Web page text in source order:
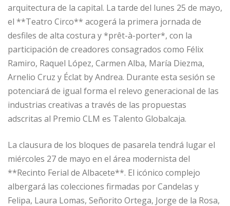
arquitectura de la capital. La tarde del lunes 25 de mayo,
el **Teatro Circo** acogerá la primera jornada de
desfiles de alta costura y *prêt-à-porter*, con la
participación de creadores consagrados como Félix
Ramiro, Raquel López, Carmen Alba, María Diezma,
Arnelio Cruz y Éclat by Andrea. Durante esta sesión se
potenciará de igual forma el relevo generacional de las
industrias creativas a través de las propuestas
adscritas al Premio CLM es Talento Globalcaja.
La clausura de los bloques de pasarela tendrá lugar el
miércoles 27 de mayo en el área modernista del
**Recinto Ferial de Albacete**. El icónico complejo
albergará las colecciones firmadas por Candelas y
Felipa, Laura Lomas, Señorito Ortega, Jorge de la Rosa,